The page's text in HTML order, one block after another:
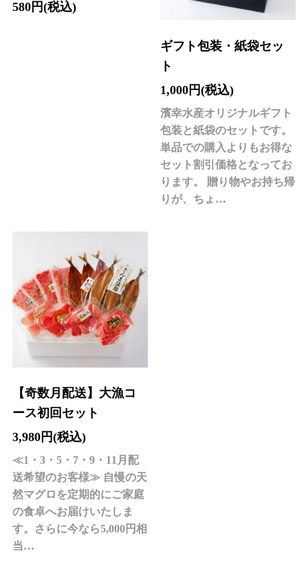
580円(税込)
ギフト包装・紙袋セッ
ト
1,000円(税込)
濱幸水産オリジナルギフト
包装と紙袋のセットです。
単品での購入よりもお得な
セット割引価格となってお
ります。 贈り物やお持ち帰
りが、ちょ…
【奇数月配送】大漁コ
ース初回セット
3,980円(税込)
≪1・3・5・7・9・11月配
送希望のお客様≫ 自慢の天
然マグロを定期的にご家庭
の食卓へお届けいたしま
す。さらに今なら5,000円相
当…